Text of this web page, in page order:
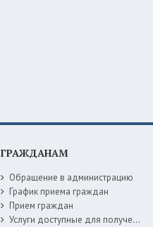
ГРАЖДАНАМ
Обращение в администрацию
График приема граждан
Прием граждан
Услуги доступные для получения в электронной форме